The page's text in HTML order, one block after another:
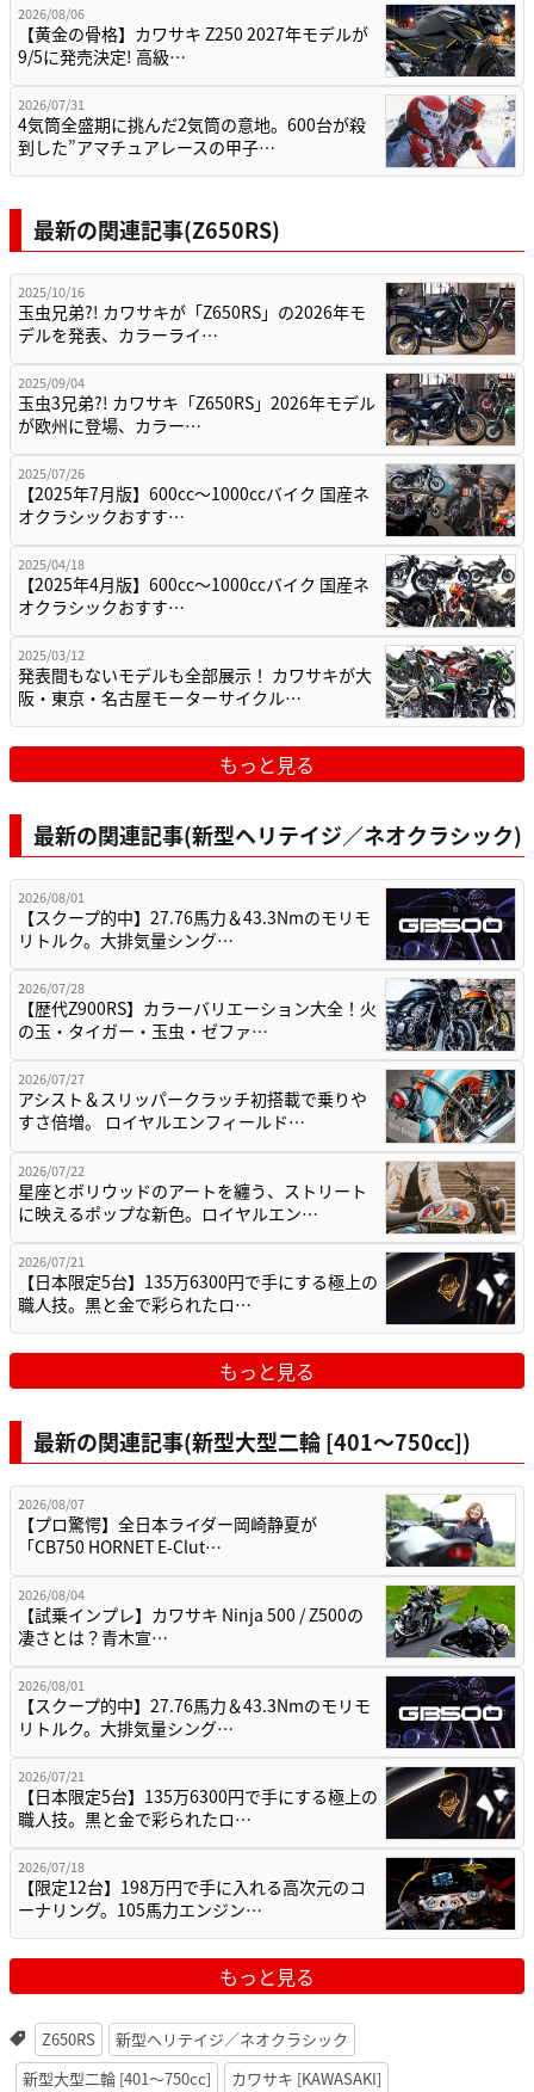
2026/08/06
【黄金の骨格】カワサキ Z250 2027年モデルが
9/5に発売決定! 高級…
2026/07/31
4気筒全盛期に挑んだ2気筒の意地。600台が殺
到した”アマチュアレースの甲子…
最新の関連記事(Z650RS)
2025/10/16
玉虫兄弟?! カワサキが「Z650RS」の2026年モ
デルを発表、カラーライ…
2025/09/04
玉虫3兄弟?! カワサキ「Z650RS」2026年モデル
が欧州に登場、カラー…
2025/07/26
【2025年7月版】600cc～1000ccバイク 国産ネ
オクラシックおすす…
2025/04/18
【2025年4月版】600cc～1000ccバイク 国産ネ
オクラシックおすす…
2025/03/12
発表間もないモデルも全部展示！ カワサキが大
阪・東京・名古屋モーターサイクル…
もっと見る
最新の関連記事(新型ヘリテイジ／ネオクラシック)
2026/08/01
【スクープ的中】27.76馬力＆43.3Nmのモリモ
リトルク。大排気量シング…
2026/07/28
【歴代Z900RS】カラーバリエーション大全！火
の玉・タイガー・玉虫・ゼファ…
2026/07/27
アシスト＆スリッパークラッチ初搭載で乗りや
すさ倍増。 ロイヤルエンフィールド…
2026/07/22
星座とボリウッドのアートを纏う、ストリート
に映えるポップな新色。ロイヤルエン…
2026/07/21
【日本限定5台】135万6300円で手にする極上の
職人技。黒と金で彩られたロ…
もっと見る
最新の関連記事(新型大型二輪 [401〜750cc])
2026/08/07
【プロ驚愕】全日本ライダー岡崎静夏が
「CB750 HORNET E-Clut…
2026/08/04
【試乗インプレ】カワサキ Ninja 500 / Z500の
凄さとは？青木宣…
2026/08/01
【スクープ的中】27.76馬力＆43.3Nmのモリモ
リトルク。大排気量シング…
2026/07/21
【日本限定5台】135万6300円で手にする極上の
職人技。黒と金で彩られたロ…
2026/07/18
【限定12台】198万円で手に入れる高次元のコ
ーナリング。105馬力エンジン…
もっと見る
Z650RS
新型ヘリテイジ／ネオクラシック
新型大型二輪 [401〜750cc]
カワサキ [KAWASAKI]